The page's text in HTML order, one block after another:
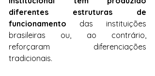
diferentes estruturas de
funcionamento das instituições
brasileiras ou, ao contrário,
reforçaram diferenciações
tradicionais.